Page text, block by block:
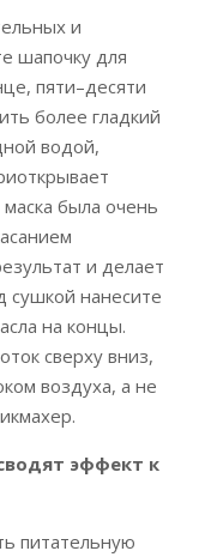
и
шапочку для
пяти–десяти
более гладкий
водой,
маска была очень
и делает
сушкой нанесите
на концы.
сверху вниз,
воздуха, а не
эффект к
питательную